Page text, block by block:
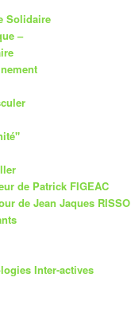
Solidaire
–
de Patrick FIGEAC
de Jean Jaques RISSO
Inter-actives